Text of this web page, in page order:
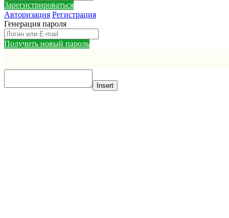
Зарегистрироваться
Авторизация Регистрация
Генерация пароля
Получить новый пароль
Insert